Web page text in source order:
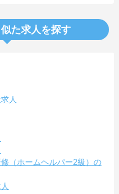
た求人を探す
人
（ホームヘルパー2級）の